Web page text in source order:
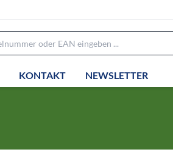
KONTAKT NEWSLETTER